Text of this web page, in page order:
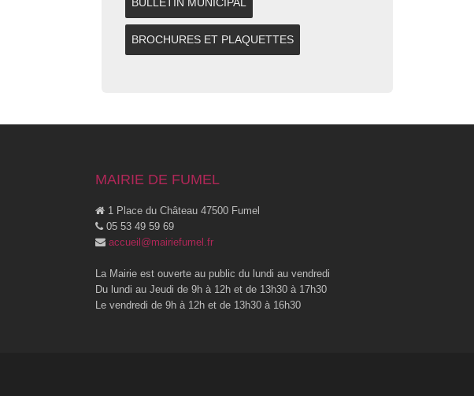
BROCHURES ET PLAQUETTES
MAIRIE DE FUMEL
1 Place du Château 47500 Fumel
05 53 49 59 69
accueil@mairiefumel.fr
La Mairie est ouverte au public du lundi au vendredi
Du lundi au Jeudi de 9h à 12h et de 13h30 à 17h30
Le vendredi de 9h à 12h et de 13h30 à 16h30